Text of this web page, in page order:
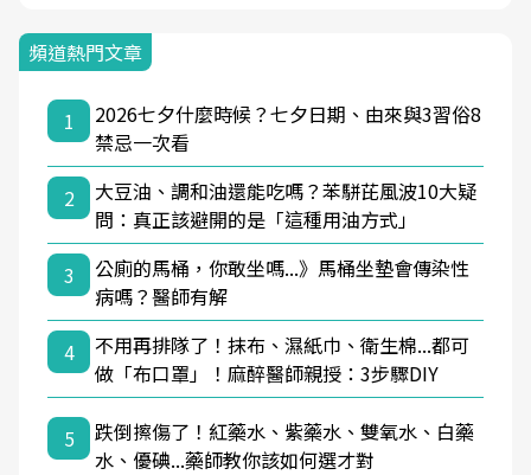
頻道熱門文章
1
2026七夕什麼時候？七夕日期、由來與3習俗8
禁忌一次看
2
大豆油、調和油還能吃嗎？苯駢芘風波10大疑
問：真正該避開的是「這種用油方式」
3
公廁的馬桶，你敢坐嗎...》馬桶坐墊會傳染性
病嗎？醫師有解
4
不用再排隊了！抹布、濕紙巾、衛生棉...都可
做「布口罩」！麻醉醫師親授：3步驟DIY
5
跌倒擦傷了！紅藥水、紫藥水、雙氧水、白藥
水、優碘...藥師教你該如何選才對